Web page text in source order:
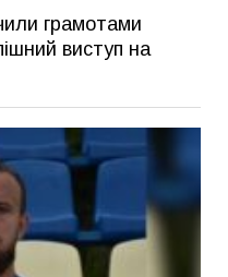
грамотами
виступ на